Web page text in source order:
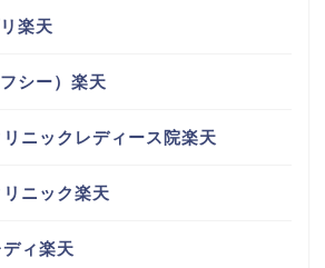
楽天
シー）楽天
ニックレディース院楽天
ニック楽天
ィ楽天